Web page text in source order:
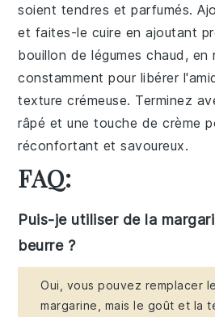
soient tendres et parfumés.
et faites-le cuire en ajoutant
bouillon de légumes chaud, en
constamment pour libérer
texture crémeuse. Terminez
râpé et une touche de crème
réconfortant et savoureux.
FAQ:
Puis-je utiliser de la
beurre ?
Oui, vous pouvez remplacer
margarine, mais le goût et la